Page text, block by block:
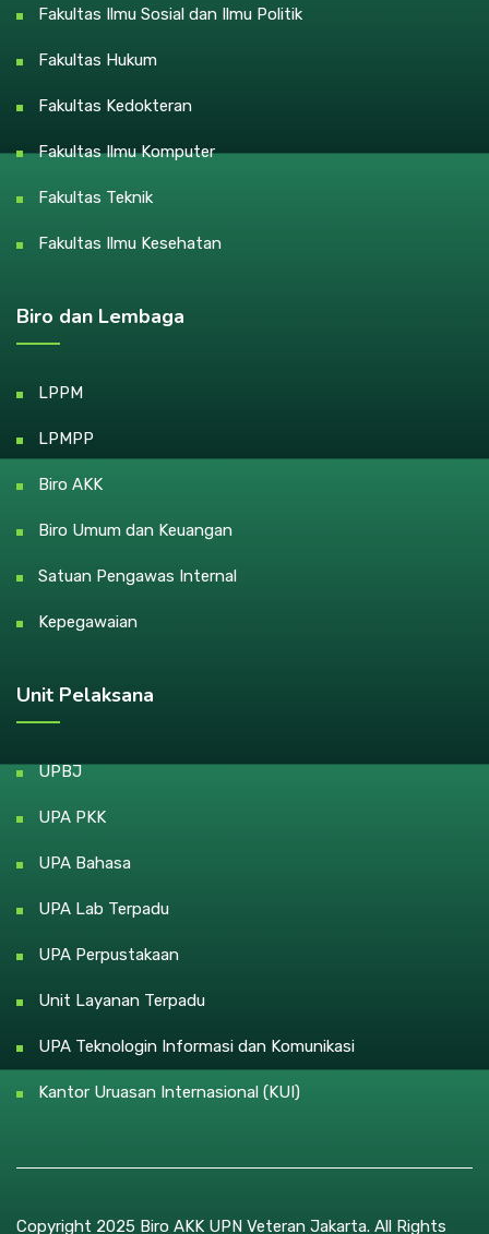
Fakultas Ilmu Sosial dan Ilmu Politik
Fakultas Hukum
Fakultas Kedokteran
Fakultas Ilmu Komputer
Fakultas Teknik
Fakultas Ilmu Kesehatan
Biro dan Lembaga
LPPM
LPMPP
Biro AKK
Biro Umum dan Keuangan
Satuan Pengawas Internal
Kepegawaian
Unit Pelaksana
UPBJ
UPA PKK
UPA Bahasa
UPA Lab Terpadu
UPA Perpustakaan
Unit Layanan Terpadu
UPA Teknologin Informasi dan Komunikasi
Kantor Uruasan Internasional (KUI)
Copyright 2025 Biro AKK UPN Veteran Jakarta. All Rights